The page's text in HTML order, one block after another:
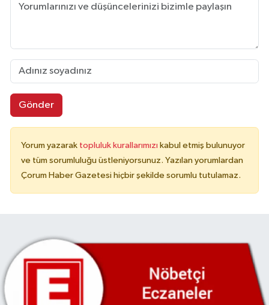
Gönder
Yorum yazarak topluluk kurallarımızı kabul etmiş bulunuyor
ve tüm sorumluluğu üstleniyorsunuz. Yazılan yorumlardan
Çorum Haber Gazetesi hiçbir şekilde sorumlu tutulamaz.